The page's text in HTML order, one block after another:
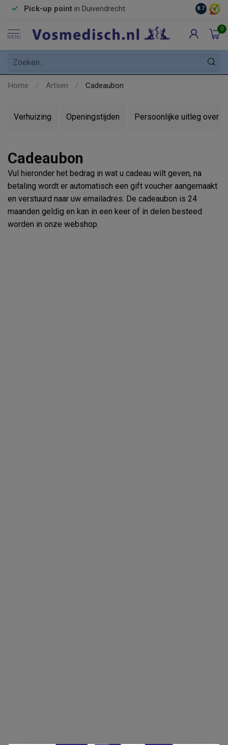
Pick-up point in Duivendrecht 8.7
MENU
0
Home / Artsen / Cadeaubon
Verhuizing Openingstijden Persoonlijke uitleg over
Cadeaubon
Vul hieronder het bedrag in wat u cadeau wilt geven, na
betaling wordt er automatisch een gift voucher aangemaakt
en verstuurd naar uw emailadres. De cadeaubon is 24
maanden geldig en kan in een keer of in delen besteed
worden in onze webshop.